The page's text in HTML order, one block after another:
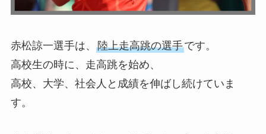
赤松諒一選手は、 陸上走高跳の選手です。
高校生の時に、走高跳を始め、
高校、大学、社会人と成績を伸ばし続けていま
す。